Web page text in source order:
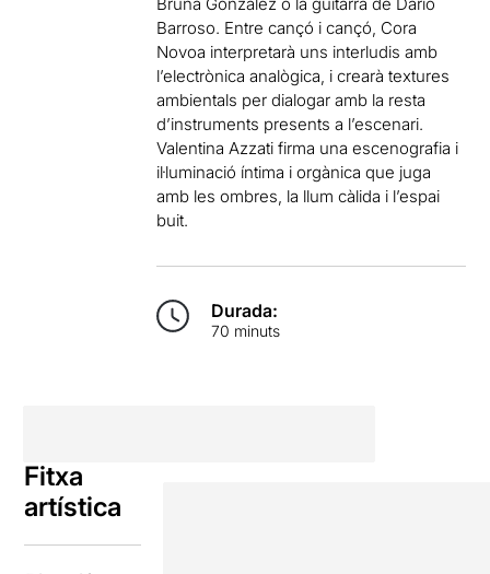
Barroso. Entre cançó i cançó, Cora
Novoa interpretarà uns interludis amb
l’electrònica analògica, i crearà textures
ambientals per dialogar amb la resta
d’instruments presents a l’escenari.
Valentina Azzati firma una escenografia i
il·luminació íntima i orgànica que juga
amb les ombres, la llum càlida i l’espai
buit.
Durada:
70 minuts
Fitxa
artística